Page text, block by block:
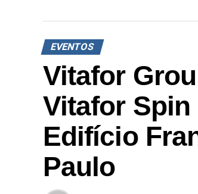
EVENTOS
Vitafor
Vitafor
Edifício
Paulo